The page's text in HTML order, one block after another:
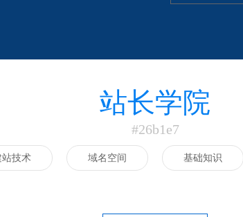
站长学院
#26b1e7
站技术 域名空间 基础知识